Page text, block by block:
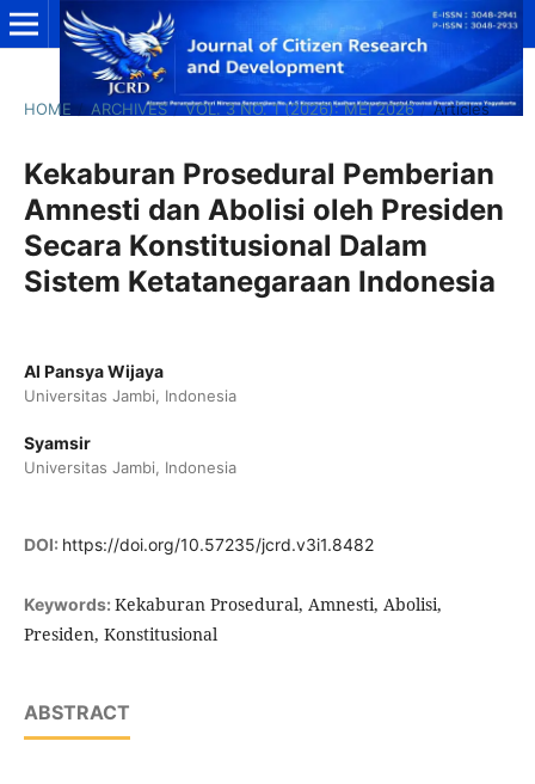
HOME / ARCHIVES / VOL. 3 NO. 1 (2026): MEI 2026 / Articles
Kekaburan Prosedural Pemberian
Amnesti dan Abolisi oleh Presiden
Secara Konstitusional Dalam
Sistem Ketatanegaraan Indonesia
Al Pansya Wijaya
Universitas Jambi, Indonesia
Syamsir
Universitas Jambi, Indonesia
DOI: https://doi.org/10.57235/jcrd.v3i1.8482
Keywords: Kekaburan Prosedural, Amnesti, Abolisi,
Presiden, Konstitusional
ABSTRACT